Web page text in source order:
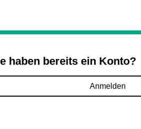
haben bereits ein Konto?
Anmelden